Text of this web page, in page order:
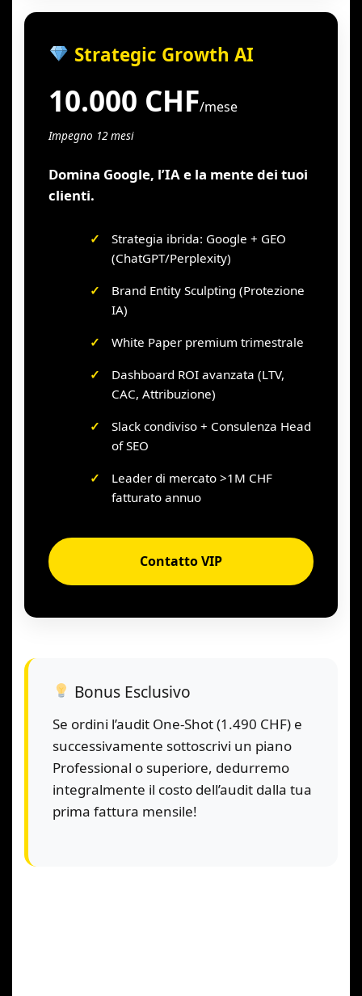
Strategic Growth AI
10.000 CHF/mese
Impegno 12 mesi
Domina Google, l’IA e la mente dei tuoi
clienti.
Strategia ibrida: Google + GEO
(ChatGPT/Perplexity)
Brand Entity Sculpting (Protezione
IA)
White Paper premium trimestrale
Dashboard ROI avanzata (LTV,
CAC, Attribuzione)
Slack condiviso + Consulenza Head
of SEO
Leader di mercato >1M CHF
fatturato annuo
Contatto VIP
Bonus Esclusivo
Se ordini l’audit One-Shot (1.490 CHF) e
successivamente sottoscrivi un piano
Professional o superiore, dedurremo
integralmente il costo dell’audit dalla tua
prima fattura mensile!